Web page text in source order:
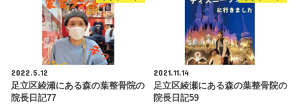
2022.5.12
足立区綾瀬にある森の葉整骨院の
院長日記77
2021.11.14
足立区綾瀬にある森の葉整骨院の
院長日記59